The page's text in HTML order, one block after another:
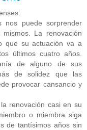
puede sorprender
La renovación
que su actuación va a
últimos cuatro años.
de alguno de sus
de solidez que las
provocar cansancio y
renovación casi en su
o miembra siga
de tantísimos años sin